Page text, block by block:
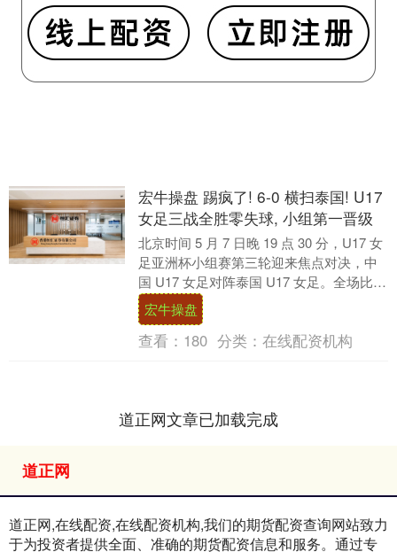
宏牛操盘 踢疯了! 6-0 横扫泰国! U17
女足三战全胜零失球, 小组第一晋级
北京时间 5 月 7 日晚 19 点 30 分，U17 女
足亚洲杯小组赛第三轮迎来焦点对决，中
国 U17 女足对阵泰国 U17 女足。全场比赛
中国队占据绝对主导....
宏牛操盘
查看： 180 分类： 在线配资机构
道正网文章已加载完成
道正网
道正网,在线配资,在线配资机构,我们的期货配资查询网站致力
于为投资者提供全面、准确的期货配资信息和服务。通过专